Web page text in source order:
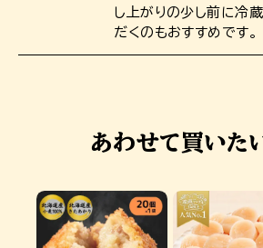
し上がりの少し前に冷
だくのもおすすめです。
あわせて買いた